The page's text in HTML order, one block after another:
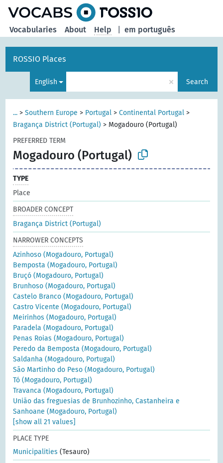
em português
Vocabularies About Help
ROSSIO Places
English × Search
... >Southern Europe > Portugal >Continental Portugal >
Bragança District (Portugal) > Mogadouro (Portugal)
PREFERRED TERM
Mogadouro (Portugal)
TYPE
Place
BROADER CONCEPT
Bragança District (Portugal)
NARROWER CONCEPTS
Azinhoso (Mogadouro, Portugal)
Bemposta (Mogadouro, Portugal)
Bruçó (Mogadouro, Portugal)
Brunhoso (Mogadouro, Portugal)
Castelo Branco (Mogadouro, Portugal)
Castro Vicente (Mogadouro, Portugal)
Meirinhos (Mogadouro, Portugal)
Paradela (Mogadouro, Portugal)
Penas Roias (Mogadouro, Portugal)
Peredo da Bemposta (Mogadouro, Portugal)
Saldanha (Mogadouro, Portugal)
São Martinho do Peso (Mogadouro, Portugal)
Tó (Mogadouro, Portugal)
Travanca (Mogadouro, Portugal)
União das freguesias de Brunhozinho, Castanheira e
Sanhoane (Mogadouro, Portugal)
[show all 21 values]
PLACE TYPE
Municipalities (Tesauro)